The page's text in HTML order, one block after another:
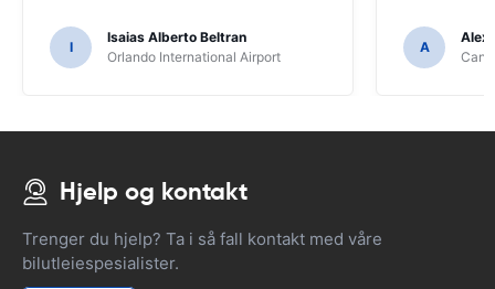
I
Isaias Alberto Beltran
Orlando International Airport
A
Alex
Hjelp og kontakt
Trenger du hjelp? Ta i så fall kontakt med våre
bilutleiespesialister.